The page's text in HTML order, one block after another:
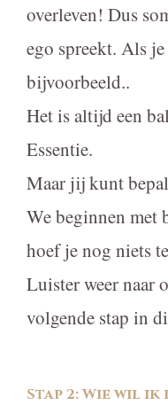
overleven! Dus
ego spreekt. Als
bijvoorbeeld..
Het is altijd een
Essentie.
Maar jij kunt
We beginnen met
hoef je nog niets
Luister weer naar
volgende stap in
Stap 2: Wie wil